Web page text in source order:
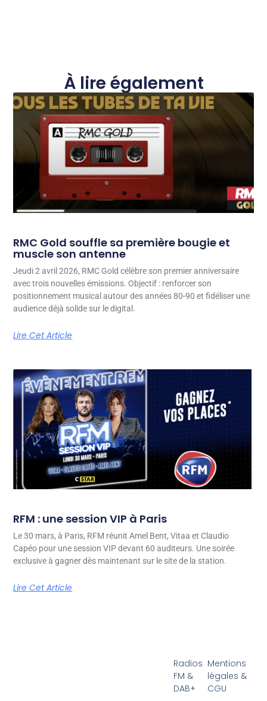
À lire également
RMC Gold souffle sa première bougie et
muscle son antenne
Jeudi 2 avril 2026, RMC Gold célèbre son premier anniversaire
avec trois nouvelles émissions. Objectif : renforcer son
positionnement musical autour des années 80-90 et fidéliser une
audience déjà solide sur le digital.
Lire Cet Article
RFM : une session VIP à Paris
Le 30 mars, à Paris, RFM réunit Amel Bent, Vitaa et Claudio
Capéo pour une session VIP devant 60 auditeurs. Une soirée
exclusive à gagner dès maintenant sur le site de la station.
Lire Cet Article
Radios
FM &
DAB+
Mentions
légales &
CGU